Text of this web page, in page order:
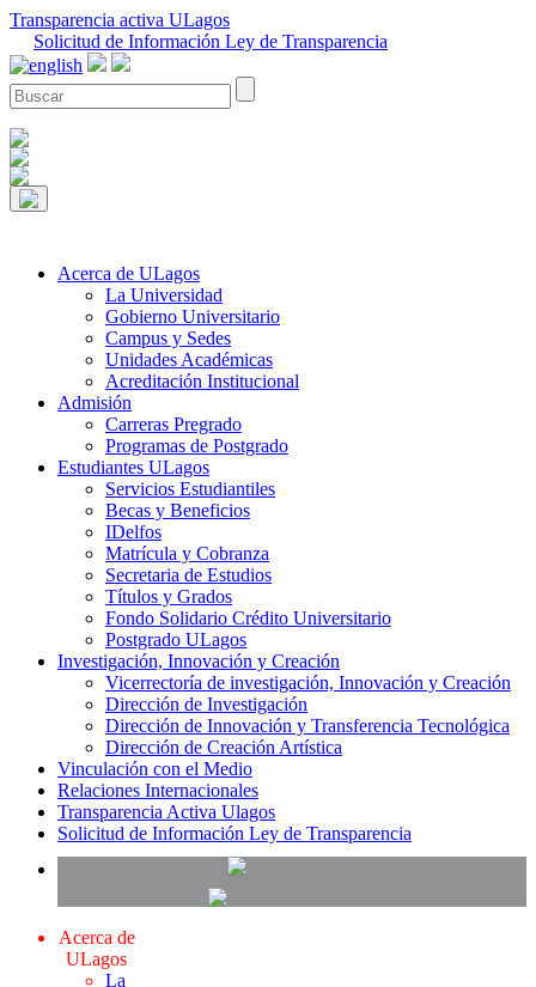
Transparencia activa ULagos
Solicitud de Información Ley de Transparencia
Acerca de ULagos
La Universidad
Gobierno Universitario
Campus y Sedes
Unidades Académicas
Acreditación Institucional
Admisión
Carreras Pregrado
Programas de Postgrado
Estudiantes ULagos
Servicios Estudiantiles
Becas y Beneficios
IDelfos
Matrícula y Cobranza
Secretaria de Estudios
Títulos y Grados
Fondo Solidario Crédito Universitario
Postgrado ULagos
Investigación, Innovación y Creación
Vicerrectoría de investigación, Innovación y Creación
Dirección de Investigación
Dirección de Innovación y Transferencia Tecnológica
Dirección de Creación Artística
Vinculación con el Medio
Relaciones Internacionales
Transparencia Activa Ulagos
Solicitud de Información Ley de Transparencia
Acerca de
ULagos
La